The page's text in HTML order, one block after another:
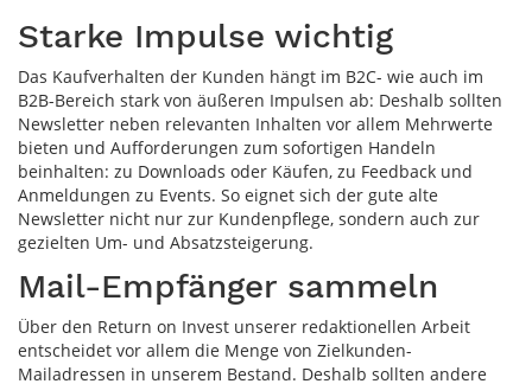
Starke Impulse wichtig
Das Kaufverhalten der Kunden hängt im B2C- wie auch im
B2B-Bereich stark von äußeren Impulsen ab: Deshalb sollten
Newsletter neben relevanten Inhalten vor allem Mehrwerte
bieten und Aufforderungen zum sofortigen Handeln
beinhalten: zu Downloads oder Käufen, zu Feedback und
Anmeldungen zu Events. So eignet sich der gute alte
Newsletter nicht nur zur Kundenpflege, sondern auch zur
gezielten Um- und Absatzsteigerung.
Mail-Empfänger sammeln
Über den Return on Invest unserer redaktionellen Arbeit
entscheidet vor allem die Menge von Zielkunden-
Mailadressen in unserem Bestand. Deshalb sollten andere